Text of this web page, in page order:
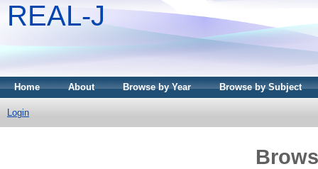
REAL-J
Home About Browse by Year Browse by Subject
Login